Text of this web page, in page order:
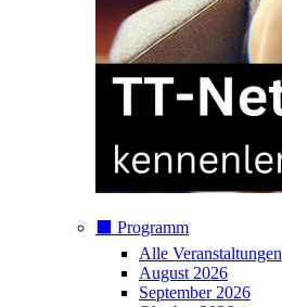
⬛️ Programm
Alle Veranstaltungen
August 2026
September 2026